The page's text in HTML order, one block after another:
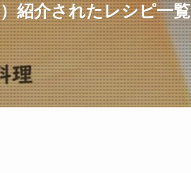
紹介されたレシピ一覧